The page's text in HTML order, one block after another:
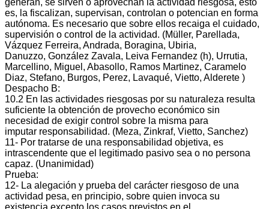
generan, se sirven o aprovechan la actividad riesgosa, esto
es, la fiscalizan, supervisan, controlan o potencian en forma
autónoma. Es necesario que sobre ellos recaiga el cuidado,
supervisión o control de la actividad. (Müller, Parellada,
Vázquez Ferreira, Andrada, Boragina, Ubiria,
Danuzzo, González Zavala, Leiva Fernandez (h), Urrutia,
Marcellino, Miguel, Abasollo, Ramos Martinez, Caramelo
Diaz, Stefano, Burgos, Perez, Lavaqué, Vietto, Alderete )
Despacho B:
10.2 En las actividades riesgosas por su naturaleza resulta
suficiente la obtención de provecho económico sin
necesidad de exigir control sobre la misma para
imputar responsabilidad. (Meza, Zinkraf, Vietto, Sanchez)
11‐ Por tratarse de una responsabilidad objetiva, es
intrascendente que el legitimado pasivo sea o no persona
capaz. (Unanimidad)
Prueba:
12‐ La alegación y prueba del carácter riesgoso de una
actividad pesa, en principio, sobre quien invoca su
existencia excepto los casos previstos en el